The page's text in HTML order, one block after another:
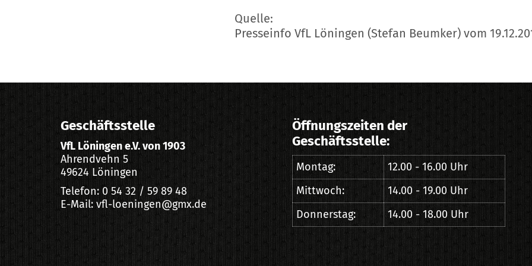
Quelle:
Presseinfo VfL Löningen (Stefan Beumker) vom
Geschäftsstelle
VfL Löningen e.V. von 1903
Ahrendvehn 5
49624 Löningen
Telefon: 0 54 32 / 59 89 48
E-Mail: vfl-loeningen@gmx.de
Öffnungszeiten der
Geschäftsstelle:
Montag:
12.00 - 16.00 Uhr
Mittwoch:
14.00 - 19.00 Uhr
Donnerstag:
14.00 - 18.00 Uhr